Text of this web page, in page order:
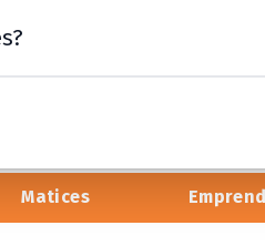
Matices